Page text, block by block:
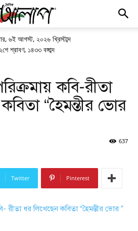
, ৬ই আগস্ট, ২০২৬ খ্রিস্টাব্দ
শ্রাবণ, ১৪৩৩ বঙ্গাব্দ
কবি-রীতা
“হৈমন্তীর ভোর
637
Twitter Pinterest